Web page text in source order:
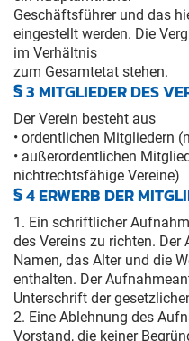
Geschäftsführer und das
eingestellt werden. Die
im Verhältnis
zum Gesamtetat stehen.
§ 3 MITGLIEDER DES
Der Verein besteht aus
• ordentlichen Mitgliedern
• außerordentlichen
nichtrechtsfähige Vereine)
§ 4 ERWERB DER
1. Ein schriftlicher
des Vereins zu richten.
Namen, das Alter und die
enthalten. Der
Unterschrift der
2. Eine Ablehnung des
Vorstand, die keiner